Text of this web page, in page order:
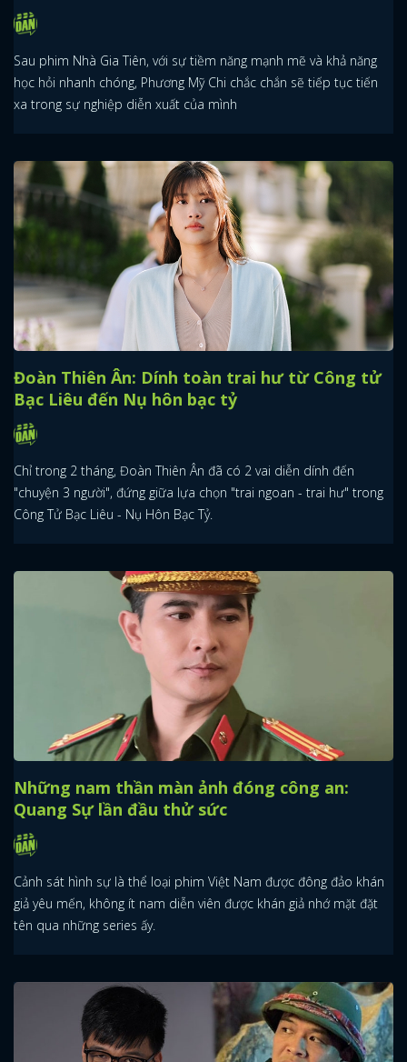
Sau phim Nhà Gia Tiên, với sự tiềm năng mạnh mẽ và khả năng
học hỏi nhanh chóng, Phương Mỹ Chi chắc chắn sẽ tiếp tục tiến
xa trong sự nghiệp diễn xuất của mình
Đoàn Thiên Ân: Dính toàn trai hư từ Công tử
Bạc Liêu đến Nụ hôn bạc tỷ
Chỉ trong 2 tháng, Đoàn Thiên Ân đã có 2 vai diễn dính đến
"chuyện 3 người", đứng giữa lựa chọn "trai ngoan - trai hư" trong
Công Tử Bạc Liêu - Nụ Hôn Bạc Tỷ.
Những nam thần màn ảnh đóng công an:
Quang Sự lần đầu thử sức
Cảnh sát hình sự là thể loại phim Việt Nam được đông đảo khán
giả yêu mến, không ít nam diễn viên được khán giả nhớ mặt đặt
tên qua những series ấy.